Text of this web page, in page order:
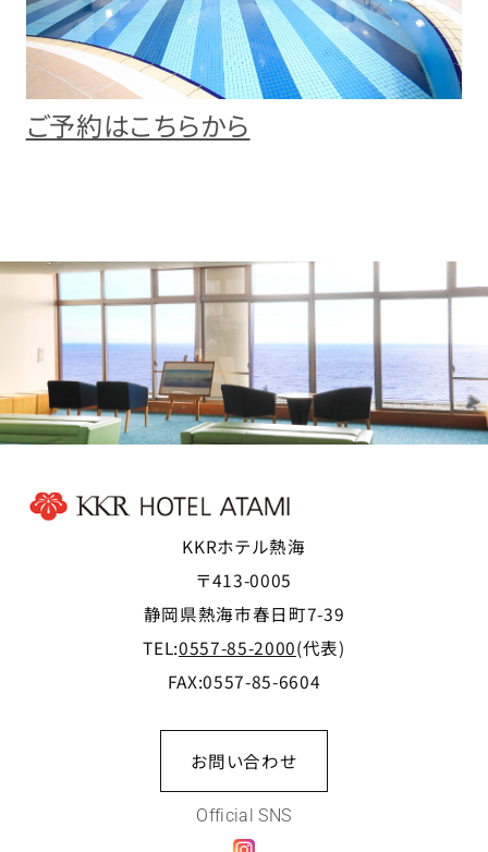
ご予約はこちらから
KKRホテル熱海
〒413-0005
静岡県熱海市春日町7-39
TEL:0557-85-2000(代表)
FAX:0557-85-6604
お問い合わせ
Official SNS